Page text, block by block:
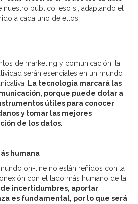
nuestro público, eso si, adaptando el
a cada uno de ellos.
de marketing y comunicación, la
serán esenciales en un mundo
La tecnología marcará las
porque puede dotar a
útiles para conocer
y tomar las mejores
de los datos.
humana
on-line no están reñidos con la
con el lado más humano de la
de incertidumbres, aportar
es fundamental, por lo que será